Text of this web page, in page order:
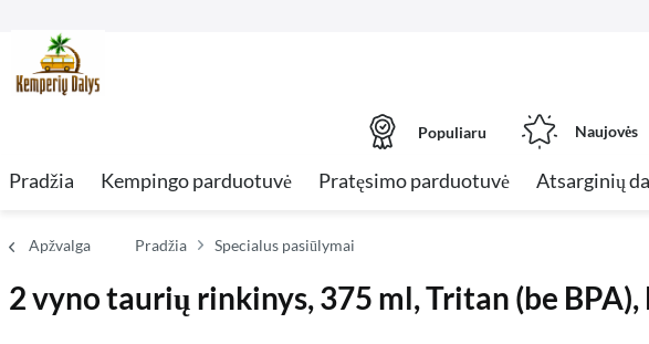
Populiaru Naujovės
Pradžia Kempingo parduotuvė Pratęsimo parduotuvė Atsarginių
Apžvalga Pradžia Specialus pasiūlymai
2 vyno taurių rinkinys, 375 ml, Tritan (be